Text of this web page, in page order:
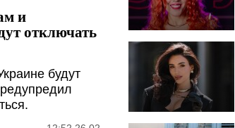
и
отключать
будут